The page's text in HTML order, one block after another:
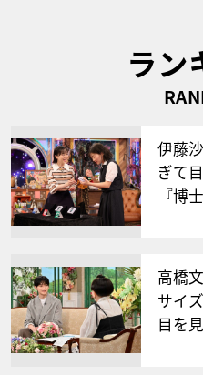
ラン
伊藤
ぎて
『博
高橋
サイ
目を